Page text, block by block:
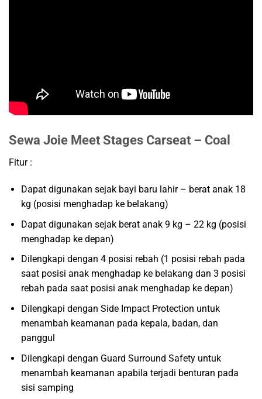
Sewa Joie Meet Stages Carseat – Coal
Fitur :
Dapat digunakan sejak bayi baru lahir – berat anak 18
kg (posisi menghadap ke belakang)
Dapat digunakan sejak berat anak 9 kg – 22 kg (posisi
menghadap ke depan)
Dilengkapi dengan 4 posisi rebah (1 posisi rebah pada
saat posisi anak menghadap ke belakang dan 3 posisi
rebah pada saat posisi anak menghadap ke depan)
Dilengkapi dengan Side Impact Protection untuk
menambah keamanan pada kepala, badan, dan
panggul
Dilengkapi dengan Guard Surround Safety untuk
menambah keamanan apabila terjadi benturan pada
sisi samping